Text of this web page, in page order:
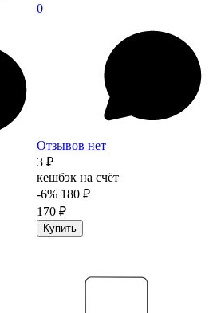
0
Отзывов нет
3 ₽
кешбэк на счёт
-6% 180 ₽
170 ₽
Купить